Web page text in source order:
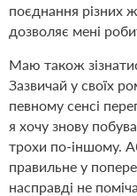
поєднання різних
дозволяє мені
Маю також
Зазвичай у своїх
певному сенсі
я хочу знову
трохи по-іншому.
правильне у
насправді не